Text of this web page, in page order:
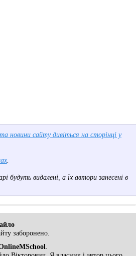
новини сайту дивіться на сторінці у
.
будуть видалені, а їх автори занесені в
заборонено.
.